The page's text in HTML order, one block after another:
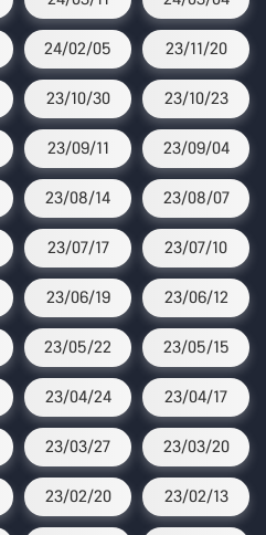
24/02/05 23/11/20
23/10/30 23/10/23
23/09/11 23/09/04
23/08/14 23/08/07
23/07/17 23/07/10
23/06/19 23/06/12
23/05/22 23/05/15
23/04/24 23/04/17
23/03/27 23/03/20
23/02/20 23/02/13